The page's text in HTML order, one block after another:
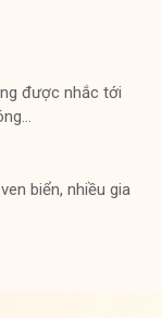
được nhắc tới
biển, nhiều gia